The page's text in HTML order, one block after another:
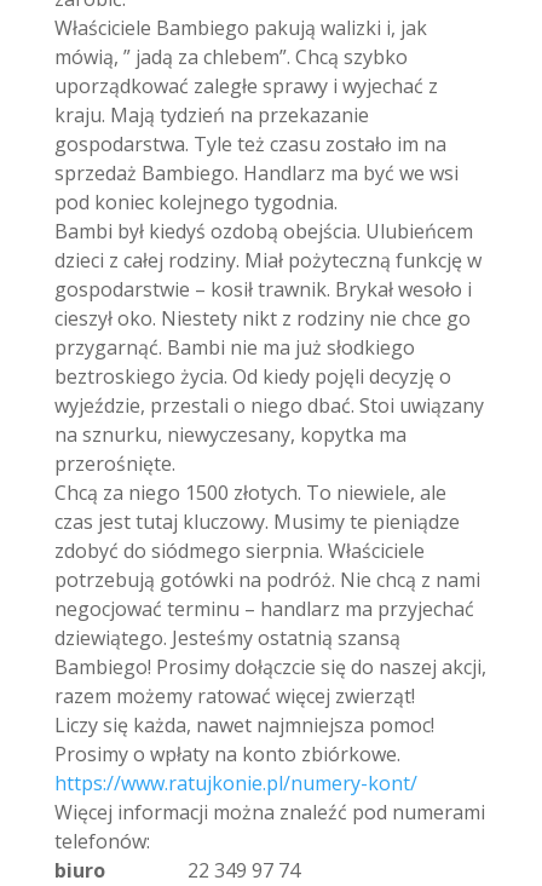
Właściciele Bambiego pakują walizki i, jak
mówią, ” jadą za chlebem”. Chcą szybko
uporządkować zaległe sprawy i wyjechać z
kraju. Mają tydzień na przekazanie
gospodarstwa. Tyle też czasu zostało im na
sprzedaż Bambiego. Handlarz ma być we wsi
pod koniec kolejnego tygodnia.
Bambi był kiedyś ozdobą obejścia. Ulubieńcem
dzieci z całej rodziny. Miał pożyteczną funkcję w
gospodarstwie – kosił trawnik. Brykał wesoło i
cieszył oko. Niestety nikt z rodziny nie chce go
przygarnąć. Bambi nie ma już słodkiego
beztroskiego życia. Od kiedy pojęli decyzję o
wyjeździe, przestali o niego dbać. Stoi uwiązany
na sznurku, niewyczesany, kopytka ma
przerośnięte.
Chcą za niego 1500 złotych. To niewiele, ale
czas jest tutaj kluczowy. Musimy te pieniądze
zdobyć do siódmego sierpnia. Właściciele
potrzebują gotówki na podróż. Nie chcą z nami
negocjować terminu – handlarz ma przyjechać
dziewiątego. Jesteśmy ostatnią szansą
Bambiego! Prosimy dołączcie się do naszej akcji,
razem możemy ratować więcej zwierząt!
Liczy się każda, nawet najmniejsza pomoc!
Prosimy o wpłaty na konto zbiórkowe.
https://www.ratujkonie.pl/numery-kont/
Więcej informacji można znaleźć pod numerami
telefonów:
biuro 22 349 97 74